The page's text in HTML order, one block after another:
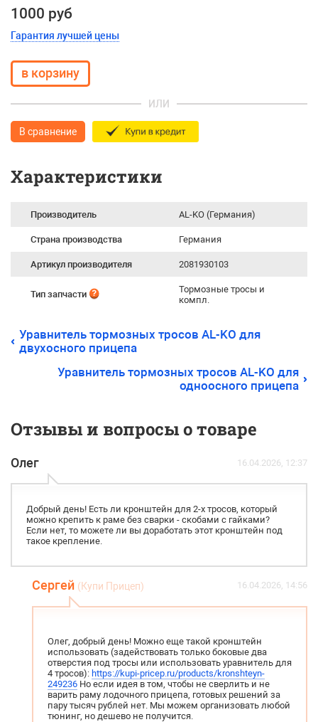
1000 руб
Гарантия лучшей цены
ИЛИ
В сравнение
Характеристики
Производитель AL-KO (Германия)
Страна производства Германия
Артикул производителя 2081930103
Тип запчасти
Тормозные тросы и
компл.
Уравнитель тормозных тросов AL-KO для
двухосного прицепа
Уравнитель тормозных тросов AL-KO для
одноосного прицепа
Отзывы и вопросы о товаре
Олег 16.04.2026, 12:37
Добрый день! Есть ли кронштейн для 2-х тросов, который
можно крепить к раме без сварки - скобами с гайками?
Если нет, то можете ли вы доработать этот кронштейн под
такое крепление.
Сергей (Купи Прицеп) 16.04.2026, 14:56
Олег, добрый день! Можно еще такой кронштейн
использовать (задействовать только боковые два
отверстия под тросы или использовать уравнитель для
4 тросов): https://kupi-pricep.ru/products/kronshteyn-
249236 Но если идея в том, чтобы не сверлить и не
варить раму лодочного прицепа, готовых решений за
пару тысяч рублей нет. Мы можем организовать любой
тюнинг, но дешево не получится.